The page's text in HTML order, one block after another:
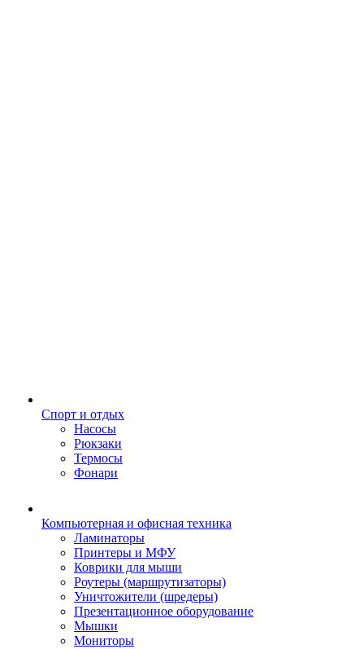
Спорт и отдых
Насосы
Рюкзаки
Термосы
Фонари
Компьютерная и офисная техника
Ламинаторы
Принтеры и МФУ
Коврики для мыши
Роутеры (маршрутизаторы)
Уничтожители (шредеры)
Презентационное оборудование
Мышки
Мониторы